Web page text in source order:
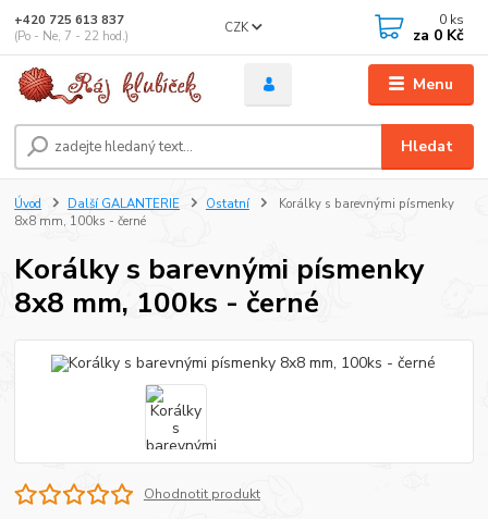
Menu
CZK
Hledat
+420 725 613 837
(Po - Ne, 7 - 22 hod.)
0 ks
za 0 Kč
Úvod Další GALANTERIE Ostatní
Korálky s barevnými písmenky
8x8 mm, 100ks - černé
Korálky s barevnými písmenky
8x8 mm, 100ks - černé
Ohodnotit produkt